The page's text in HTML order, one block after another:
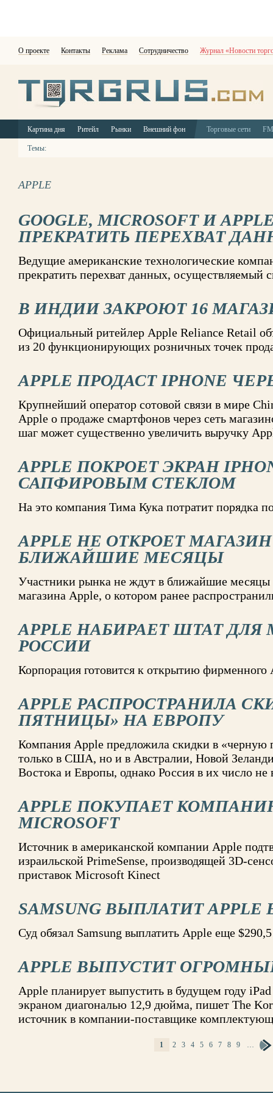
О проекте Контакты Реклама Сотрудничество Журнал «Новости
Картина дня Ритейл Рынки Внешний фон Торговые сети
Темы:
APPLE
GOOGLE, MICROSOFT И
ПРЕКРАТИТЬ ПЕРЕХВАТ
Ведущие американские технологические
прекратить перехват данных, осуществляемый
В ИНДИИ ЗАКРОЮТ 16
Официальный ритейлер Apple Reliance Retail
из 20 функционирующих розничных точек
APPLE ПРОДАСТ IPHONE
Крупнейший оператор сотовой связи в мире
Apple о продаже смартфонов через сеть
шаг может существенно увеличить выручку
APPLE ПОКРОЕТ ЭКРАН
САПФИРОВЫМ СТЕКЛОМ
На это компания Тима Кука потратит порядка
APPLE НЕ ОТКРОЕТ
БЛИЖАЙШИЕ МЕСЯЦЫ
Участники рынка не ждут в ближайшие месяцы
магазина Apple, о котором ранее
APPLE НАБИРАЕТ ШТАТ ДЛЯ
РОССИИ
Корпорация готовится к открытию фирменного
APPLE РАСПРОСТРАНИЛА
ПЯТНИЦЫ» НА ЕВРОПУ
Компания Apple предложила скидки в «черную
только в США, но и в Австралии, Новой
Востока и Европы, однако Россия в их число не
APPLE ПОКУПАЕТ
MICROSOFT
Источник в американской компании Apple
израильской PrimeSense, производящей 3D-
приставок Microsoft Kinect
SAMSUNG ВЫПЛАТИТ APPLE
Суд обязал Samsung выплатить Apple еще
APPLE ВЫПУСТИТ
Apple планирует выпустить в будущем году
экраном диагональю 12,9 дюйма, пишет The
источник в компании-поставщике
1 2 3 4 5 6 7 8 9 …